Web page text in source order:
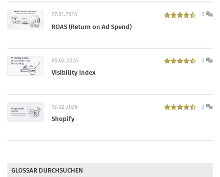
27.01.2026 0
ROAS (Return on Ad Spend)
05.02.2026 0
Visibility Index
13.02.2026 0
Shopify
GLOSSAR DURCHSUCHEN